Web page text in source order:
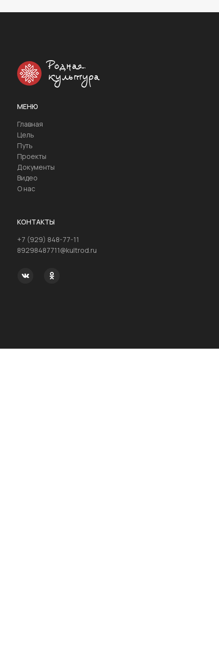
Родная
культура
МЕНЮ
Главная
Цель
Путь
Проекты
Документы
Видео
О нас
КОНТАКТЫ
+7 (929) 848-77-11
89298487711@kultrod.ru